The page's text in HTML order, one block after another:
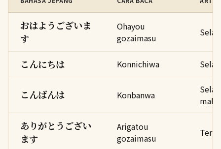
おはようございま
す
Ohayou
gozaimasu
こんにちは Konnichiwa
こんばんは Konbanwa
ありがとうござい
ます
Arigatou
gozaimasu